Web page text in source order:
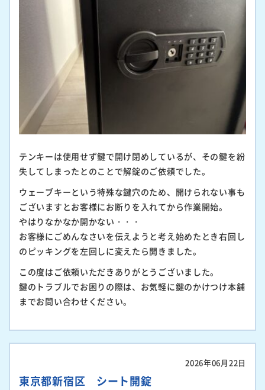
テンキーは使用せず鍵で開け閉めしているが、その鍵を紛
失してしまったとのことで解錠のご依頼でした。
ウェーブキーという特殊な鍵穴のため、開けられない事も
ございますとお客様にお断りを入れてから作業開始。
やはりなかなか開かない・・・
お客様にごめんなさいを伝えようと考え始めたとき右回し
のピッキングを左回しに変えたら開きました。
この度はご依頼いただきありがとうございました。
鍵のトラブルでお困りの際は、お気軽に鍵のかけつけ本舗
までお問い合わせください。
2026年06月22日
東京都新宿区 シート開錠